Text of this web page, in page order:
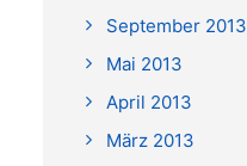
September 2013
Mai 2013
April 2013
März 2013